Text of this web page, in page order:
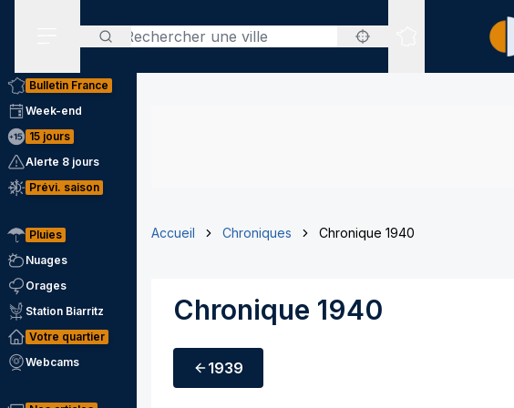
Rechercher
Sites expertisés
Bulletin France
Week-end
15 jours
Alerte 8 jours
Prévi. saison
Pluies
Nuages
Orages
Station Biarritz
Votre quartier
Webcams
Accueil Chroniques Chronique 1940
Chronique 1940
1939